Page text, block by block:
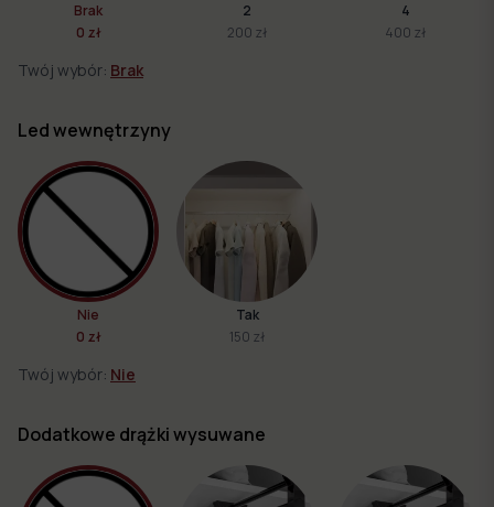
Brak
0 zł
2
200 zł
4
400 zł
Twój wybór: Brak
Led wewnętrzyny
Nie
0 zł
Tak
150 zł
Twój wybór: Nie
Dodatkowe drążki wysuwane